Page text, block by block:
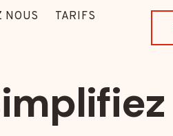
NOUS
TARIFS